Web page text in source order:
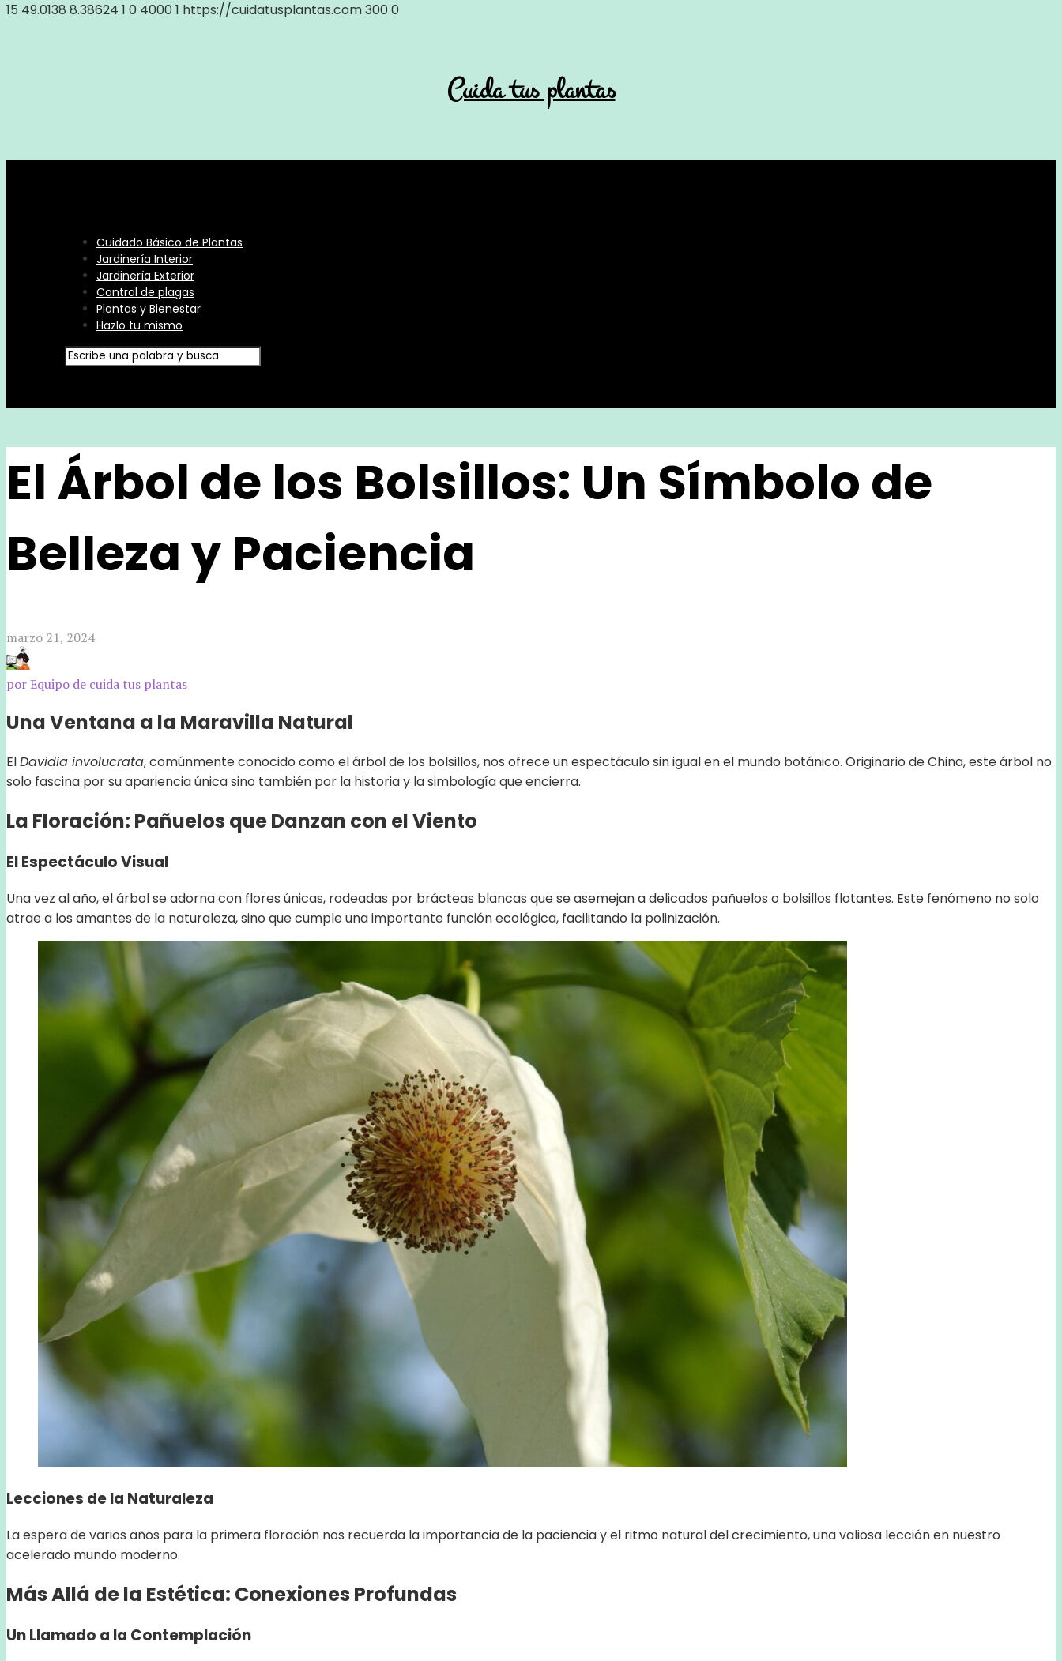
15 49.0138 8.38624 1 0 4000 1 https://cuidatusplantas.com300 0
Cuida tus plantas
Cuidado Básico de Plantas
Jardinería Interior
Jardinería Exterior
Control de plagas
Plantas y Bienestar
Hazlo tu mismo
El Árbol de los Bolsillos: Un Símbolo de
Belleza y Paciencia
marzo 21, 2024
por Equipo de cuida tus plantas
Una Ventana a la Maravilla Natural
ElDavidia involucrata, comúnmente conocido como el árbol de los bolsillos, nos ofrece un espectáculo sin igual en el mundo botánico. Originario de China, este árbol no
solo fascina por su apariencia única sino también por la historia y la simbología que encierra.
La Floración: Pañuelos que Danzan con el Viento
El Espectáculo Visual
Una vez al año, el árbol se adorna con flores únicas, rodeadas por brácteas blancas que se asemejan a delicados pañuelos o bolsillos flotantes. Este fenómeno no solo
atrae a los amantes de la naturaleza, sino que cumple una importante función ecológica, facilitando la polinización.
Lecciones de la Naturaleza
La espera de varios años para la primera floración nos recuerda la importancia de la paciencia y el ritmo natural del crecimiento, una valiosa lección en nuestro
acelerado mundo moderno.
Más Allá de la Estética: Conexiones Profundas
Un Llamado a la Contemplación